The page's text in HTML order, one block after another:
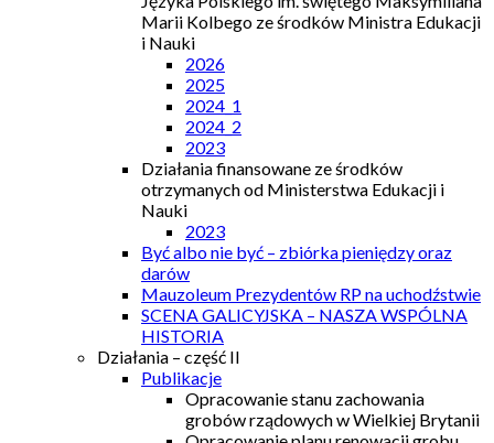
Marii Kolbego ze środków Ministra Edukacji
i Nauki
2026
2025
2024_1
2024_2
2023
Działania finansowane ze środków
otrzymanych od Ministerstwa Edukacji i
Nauki
2023
Być albo nie być – zbiórka pieniędzy oraz
darów
Mauzoleum Prezydentów RP na uchodźstwie
SCENA GALICYJSKA – NASZA WSPÓLNA
HISTORIA
Działania – część II
Publikacje
Opracowanie stanu zachowania
grobów rządowych w Wielkiej Brytanii